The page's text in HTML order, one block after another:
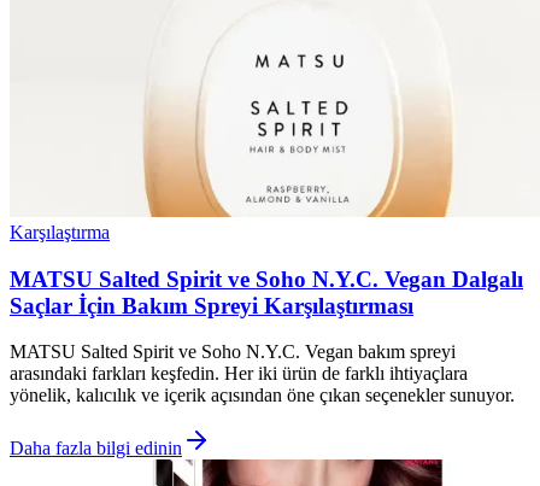
Karşılaştırma
MATSU Salted Spirit ve Soho N.Y.C. Vegan Dalgalı
Saçlar İçin Bakım Spreyi Karşılaştırması
MATSU Salted Spirit ve Soho N.Y.C. Vegan bakım spreyi
arasındaki farkları keşfedin. Her iki ürün de farklı ihtiyaçlara
yönelik, kalıcılık ve içerik açısından öne çıkan seçenekler sunuyor.
Daha fazla bilgi edinin